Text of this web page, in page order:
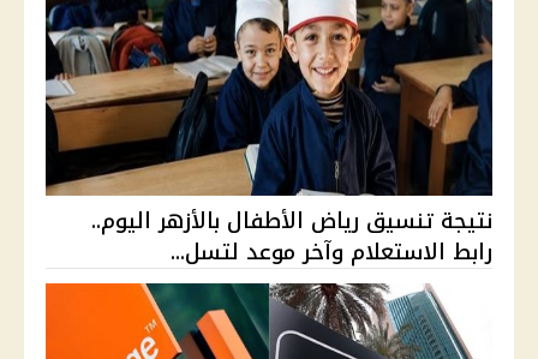
نتيجة تنسيق رياض الأطفال بالأزهر اليوم..
رابط الاستعلام وآخر موعد لتسل...